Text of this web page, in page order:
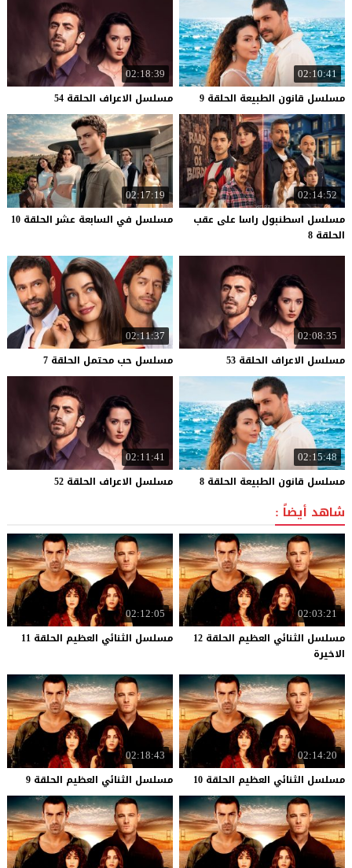
02:10:41
مسلسل قانون الطبيعة الحلقة 9
02:18:39
مسلسل الاعراف الحلقة 54
02:14:52
مسلسل اسطنبول راسا على عقب
الحلقة 8
02:17:19
مسلسل في السابعة عشر الحلقة 10
02:08:35
مسلسل الاعراف الحلقة 53
02:11:37
مسلسل حب محتمل الحلقة 7
02:15:48
مسلسل قانون الطبيعة الحلقة 8
02:11:41
مسلسل الاعراف الحلقة 52
شاهد أيضاً :
02:03:21
مسلسل الثنائي العظيم الحلقة 12
الاخيرة
02:12:05
مسلسل الثنائي العظيم الحلقة 11
02:14:20
مسلسل الثنائي العظيم الحلقة 10
02:18:43
مسلسل الثنائي العظيم الحلقة 9